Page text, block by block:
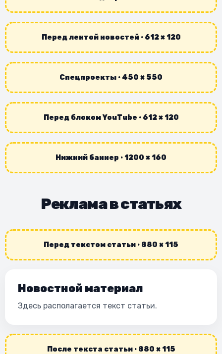
Перед лентой новостей · 612 × 120
Спецпроекты · 450 × 550
Перед блоком YouTube · 612 × 120
Нижний баннер · 1200 × 160
Реклама в статьях
Перед текстом статьи · 880 × 115
Новостной материал
Здесь располагается текст статьи.
После текста статьи · 880 × 115